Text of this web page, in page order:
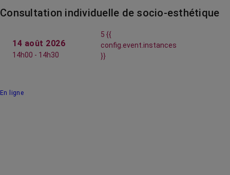
Consultation individuelle de socio-esthétique
14 août 2026
14h00 - 14h30
5 {{
config.event.instances
}}
En ligne